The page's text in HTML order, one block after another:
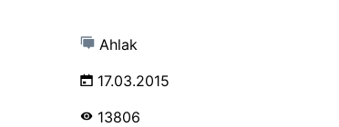
Ahlak
17.03.2015
13806